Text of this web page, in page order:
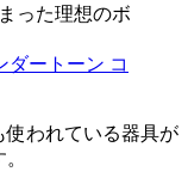
った理想のボ
ダートーン コ
使われている器具が